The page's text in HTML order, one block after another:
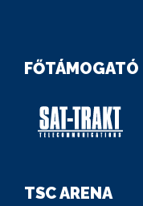
FŐTÁMOGATÓ
TSC ARENA